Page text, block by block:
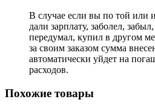
В случае если вы по той или
дали зарплату, заболел,
передумал, купил в другом
за своим заказом сумма
автоматически уйдет на
расходов.
Похожие товары